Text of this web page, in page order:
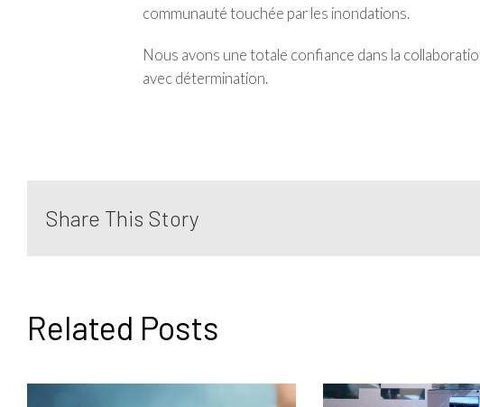
communauté touchée par les inondations.
Nous avons une totale confiance dans la
avec détermination.
Share This Story
Related Posts